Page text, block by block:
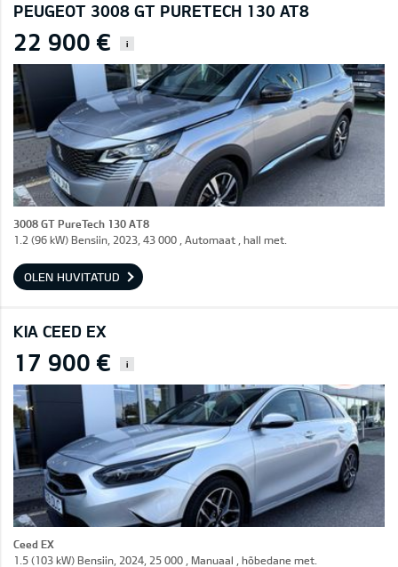
PEUGEOT 3008 GT PURETECH 130 AT8
22 900 € i
3008 GT PureTech 130 AT8
1.2 (96 kW) Bensiin, 2023, 43 000 , Automaat , hall met.
OLEN HUVITATUD
KIA CEED EX
17 900 € i
Ceed EX
1.5 (103 kW) Bensiin, 2024, 25 000 , Manuaal , hõbedane met.